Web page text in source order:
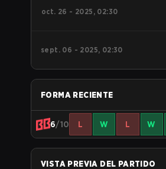
oct. 26 - 2025, 02:30
sept. 06 - 2025, 02:30
FORMA RECIENTE
6/10 L W L W
VISTA PREVIA DEL PARTIDO